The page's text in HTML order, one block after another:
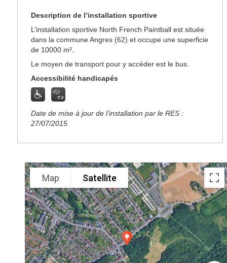
Description de l’installation sportive
L’installation sportive North French Paintball est située
dans la commune Angres (62) et occupe une superficie
de 10000 m².
Le moyen de transport pour y accéder est le bus.
Accessibilité handicapés
Date de mise à jour de l’installation par le RES :
27/07/2015
Map Satellite